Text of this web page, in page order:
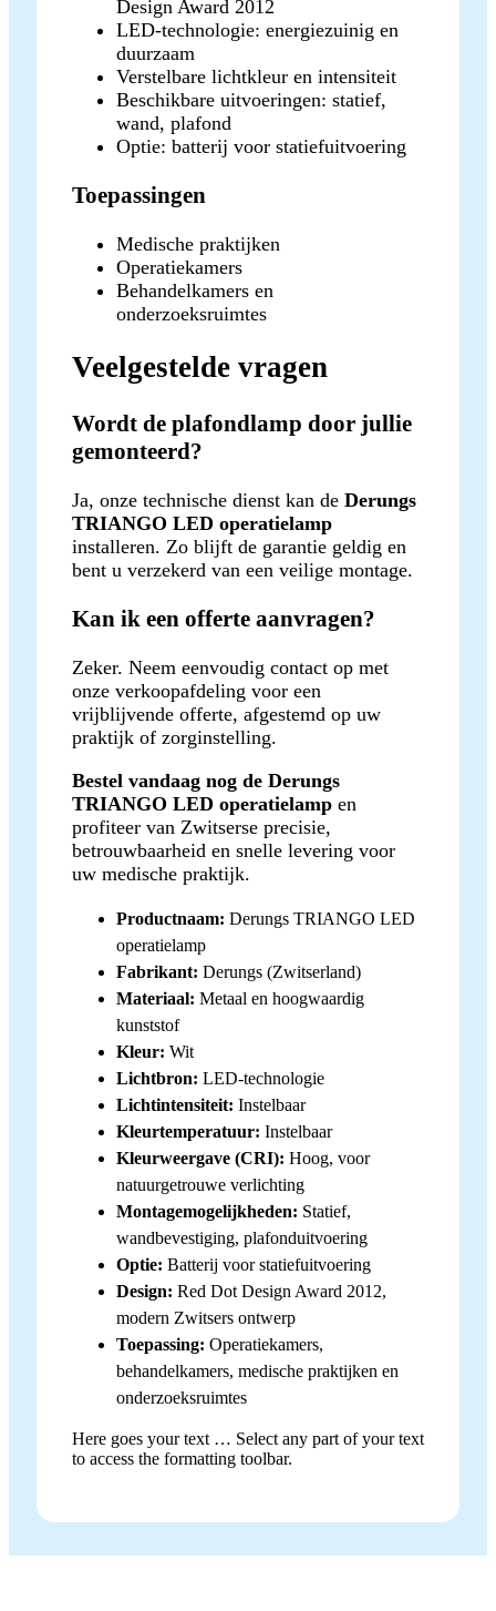
Design Award 2012
LED-technologie: energiezuinig en
duurzaam
Verstelbare lichtkleur en intensiteit
Beschikbare uitvoeringen: statief,
wand, plafond
Optie: batterij voor statiefuitvoering
Toepassingen
Medische praktijken
Operatiekamers
Behandelkamers en
onderzoeksruimtes
Veelgestelde vragen
Wordt de plafondlamp door jullie
gemonteerd?
Ja, onze technische dienst kan de Derungs
TRIANGO LED operatielamp
installeren. Zo blijft de garantie geldig en
bent u verzekerd van een veilige montage.
Kan ik een offerte aanvragen?
Zeker. Neem eenvoudig contact op met
onze verkoopafdeling voor een
vrijblijvende offerte, afgestemd op uw
praktijk of zorginstelling.
Bestel vandaag nog de Derungs
TRIANGO LED operatielamp en
profiteer van Zwitserse precisie,
betrouwbaarheid en snelle levering voor
uw medische praktijk.
Productnaam: Derungs TRIANGO LED
operatielamp
Fabrikant: Derungs (Zwitserland)
Materiaal: Metaal en hoogwaardig
kunststof
Kleur: Wit
Lichtbron: LED-technologie
Lichtintensiteit: Instelbaar
Kleurtemperatuur: Instelbaar
Kleurweergave (CRI): Hoog, voor
natuurgetrouwe verlichting
Montagemogelijkheden: Statief,
wandbevestiging, plafonduitvoering
Optie: Batterij voor statiefuitvoering
Design: Red Dot Design Award 2012,
modern Zwitsers ontwerp
Toepassing: Operatiekamers,
behandelkamers, medische praktijken en
onderzoeksruimtes
Here goes your text … Select any part of your text
to access the formatting toolbar.